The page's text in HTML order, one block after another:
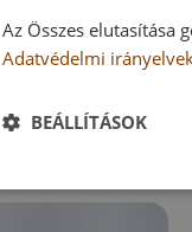
Az Összes elutasítása
Adatvédelmi
BEÁLLÍTÁSOK